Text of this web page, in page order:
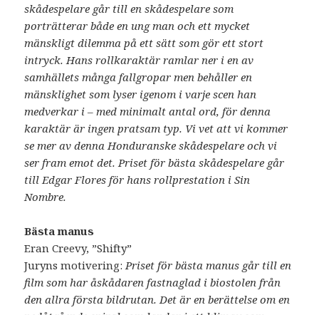
skådespelare går till en skådespelare som
porträtterar både en ung man och ett mycket
mänskligt dilemma på ett sätt som gör ett stort
intryck. Hans rollkaraktär ramlar ner i en av
samhällets många fallgropar men behåller en
mänsklighet som lyser igenom i varje scen han
medverkar i – med minimalt antal ord, för denna
karaktär är ingen pratsam typ. Vi vet att vi kommer
se mer av denna Honduranske skådespelare och vi
ser fram emot det. Priset för bästa skådespelare går
till Edgar Flores för hans rollprestation i Sin
Nombre.
Bästa manus
Eran Creevy, ”Shifty”
Juryns motivering:Priset för bästa manus går till en
film som har åskådaren fastnaglad i biostolen från
den allra första bildrutan. Det är en berättelse om en